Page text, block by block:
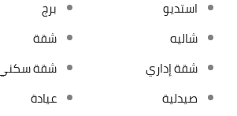
استديو
برج
شاليه
شقة
شقة إداري
شقة
صيدلية
عيادة